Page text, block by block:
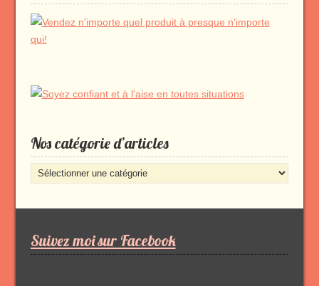
Nos catégorie d’articles
Nos
catégorie
Suivez moi sur Facebook